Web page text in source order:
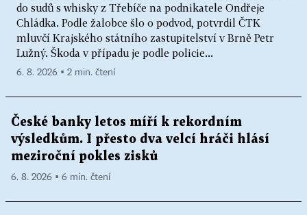
do sudů s whisky z Třebíče na podnikatele Ondřeje
Chládka. Podle žalobce šlo o podvod, potvrdil ČTK
mluvčí Krajského státního zastupitelství v Brně Petr
Lužný. Škoda v případu je podle policie...
6. 8. 2026 ▪ 2 min. čtení
České banky letos míří k rekordním
výsledkům. I přesto dva velcí hráči hlásí
meziroční pokles zisků
6. 8. 2026 ▪ 6 min. čtení